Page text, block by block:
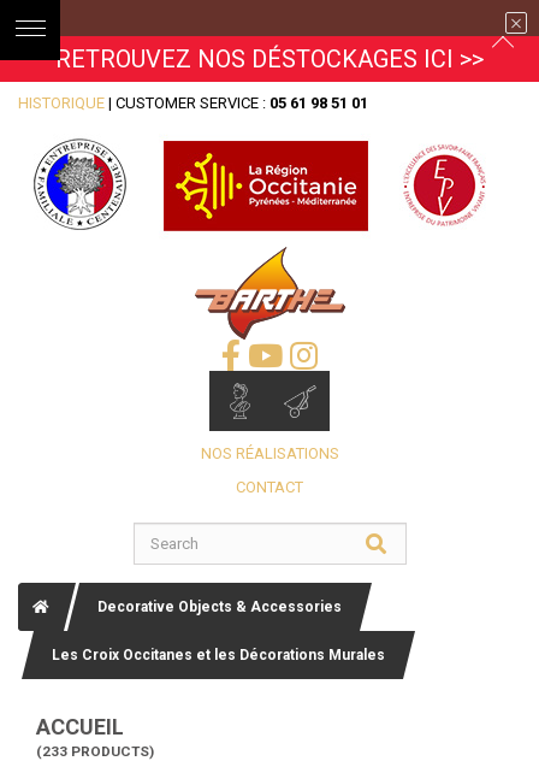
RETROUVEZ NOS DÉSTOCKAGES ICI >>
HISTORIQUE | CUSTOMER SERVICE : 05 61 98 51 01
NOS RÉALISATIONS
CONTACT
Decorative Objects & Accessories
Les Croix Occitanes et les Décorations Murales
ACCUEIL
(233 PRODUCTS)